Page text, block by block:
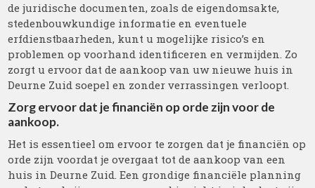
de juridische documenten, zoals de eigendomsakte,
stedenbouwkundige informatie en eventuele
erfdienstbaarheden, kunt u mogelijke risico’s en
problemen op voorhand identificeren en vermijden. Zo
zorgt u ervoor dat de aankoop van uw nieuwe huis in
Deurne Zuid soepel en zonder verrassingen verloopt.
Zorg ervoor dat je financiën op orde zijn voor de
aankoop.
Het is essentieel om ervoor te zorgen dat je financiën op
orde zijn voordat je overgaat tot de aankoop van een
huis in Deurne Zuid. Een grondige financiële planning